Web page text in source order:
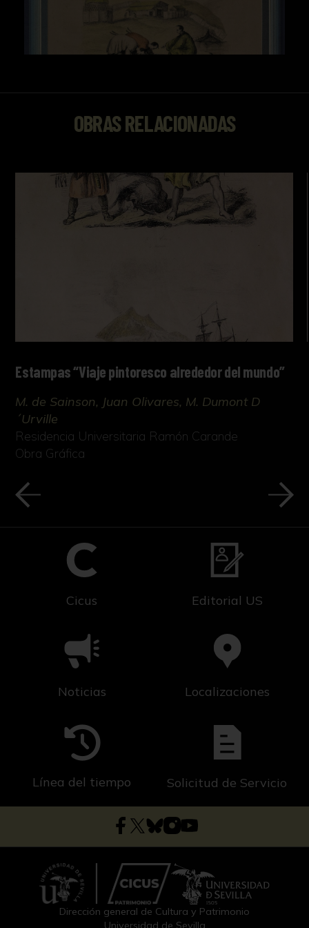
OBRAS RELACIONADAS
Estampas “Viaje pintoresco alrededor del mundo”
M. de Sainson, Juan Olivares, M. Dumont D
´Urville
Residencia Universitaria Ramón Carande
Obra Gráfica
Cicus Editorial US
Noticias Localizaciones
Línea del tiempo Solicitud de Servicio
Dirección general de Cultura y Patrimonio
Universidad de Sevilla